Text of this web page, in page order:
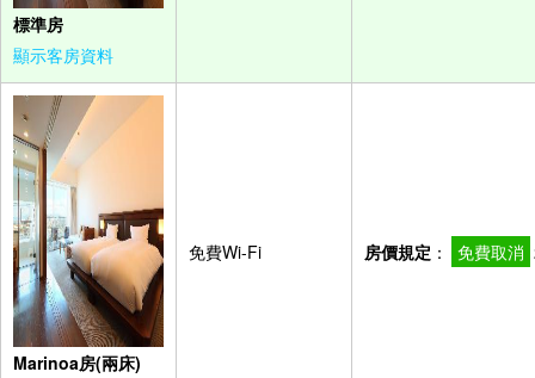
標準房
顯示客房資料
Marinoa房(兩床)
免費Wi-Fi 房價規定 ： 免費取消